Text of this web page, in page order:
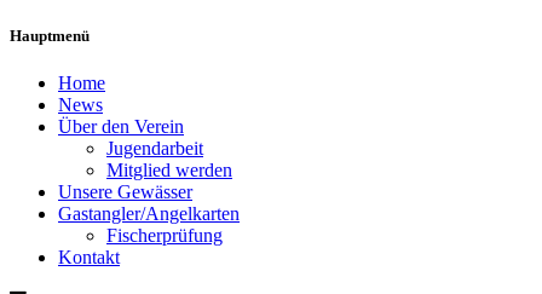
Hauptmenü
Home
News
Über den Verein
Jugendarbeit
Mitglied werden
Unsere Gewässer
Gastangler/Angelkarten
Fischerprüfung
Kontakt